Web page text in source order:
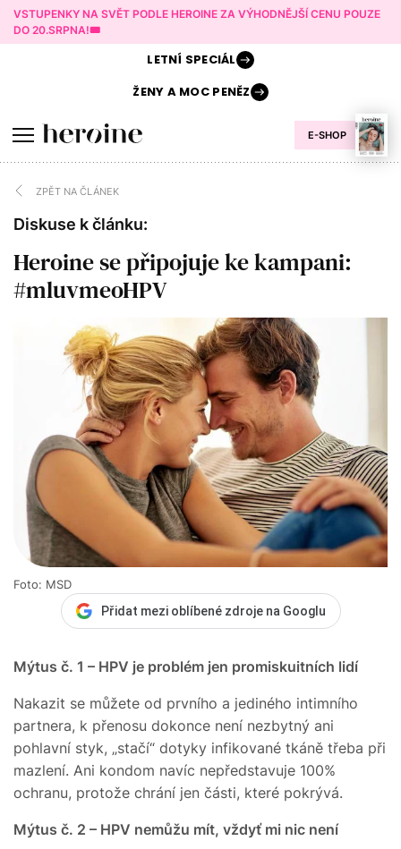
VSTUPENKY NA SVĚT PODLE HEROINE ZA VÝHODNĚJŠÍ CENU POUZE
DO 20.SRPNA!🎟️
E-SHOP
LETNÍ SPECIÁL
ŽENY AMOC PENĚZ
ZPĚT NA ČLÁNEK
Diskuse k článku:
Heroine se připojuje ke kampani:
#mluvmeoHPV
Foto: MSD
Přidat mezi oblíbené zdroje na Googlu
Mýtus č. 1 – HPV je problém jen promiskuitních lidí
Nakazit se můžete od prvního a jediného intimního
partnera, k přenosu dokonce není nezbytný ani
pohlavní styk, „stačí“ dotyky infikované tkáně třeba při
mazlení. Ani kondom navíc nepředstavuje 100%
ochranu, protože chrání jen části, které pokrývá.
Mýtus č. 2 – HPV nemůžu mít, vždyť mi nic není